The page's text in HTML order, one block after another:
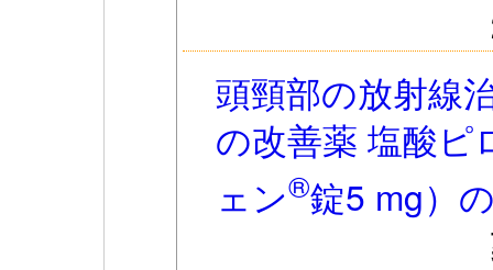
頭頸部の放射線
の改善薬 塩酸ピ
ェン®錠5 mg）